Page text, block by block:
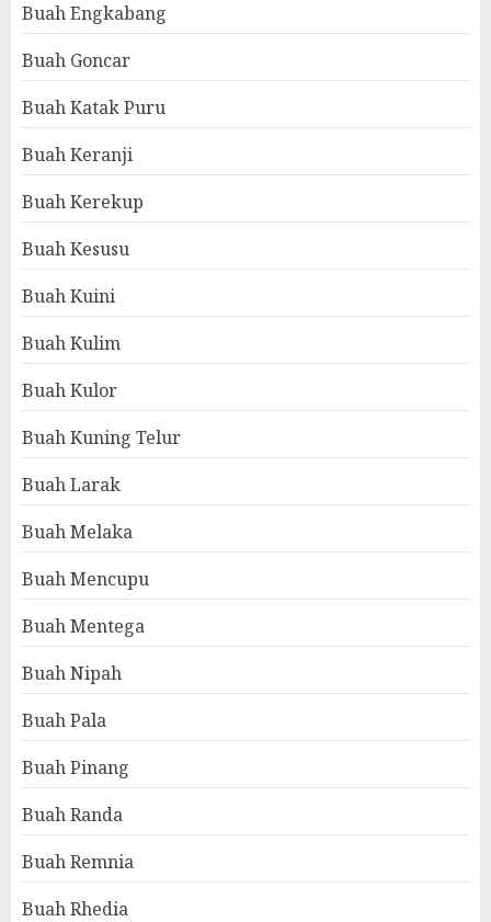
Buah Engkabang
Buah Goncar
Buah Katak Puru
Buah Keranji
Buah Kerekup
Buah Kesusu
Buah Kuini
Buah Kulim
Buah Kulor
Buah Kuning Telur
Buah Larak
Buah Melaka
Buah Mencupu
Buah Mentega
Buah Nipah
Buah Pala
Buah Pinang
Buah Randa
Buah Remnia
Buah Rhedia